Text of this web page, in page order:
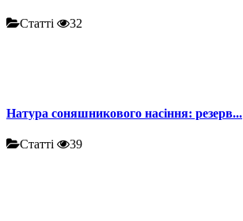
Статті 32
Натура соняшникового насіння: резерв...
Статті 39